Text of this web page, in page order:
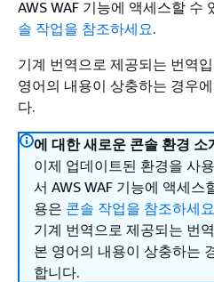
AWS WAF 기능에 액세스할 수
솔 작업을 참조하세요.
기계 번역으로 제공되는 번역
영어의 내용이 상충하는 경우
다.
에 대한 새로운 콘솔 환경 소
이제 업데이트된 환경을 사
서 AWS WAF 기능에 액세스
용은 콘솔 작업을 참조하세요
기계 번역으로 제공되는 번
본 영어의 내용이 상충하는
합니다.